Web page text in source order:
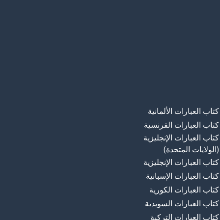
كتاب العبارات الألمانية
كتاب العبارات الفرنسية
كتاب العبارات الإنجليزية
(الولايات المتحدة)
كتاب العبارات الإنجليزية
كتاب العبارات الإسبانية
كتاب العبارات الكورية
كتاب العبارات السويدية
كتاب العبارات التركية